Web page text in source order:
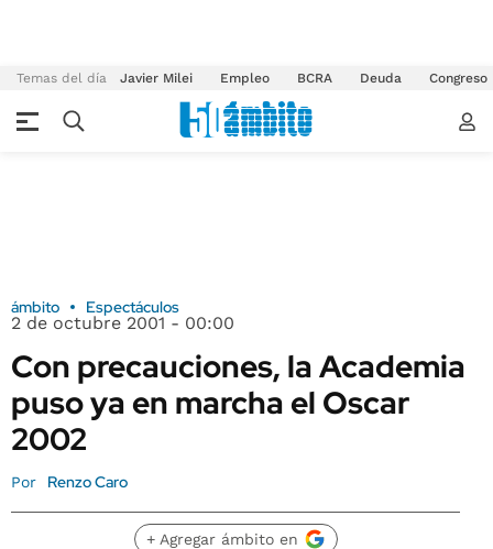
Temas del día Javier Milei Empleo BCRA Deuda Congreso
ámbito Espectáculos
2 de octubre 2001 - 00:00
Con precauciones, la Academia
puso ya en marcha el Oscar
2002
Por Renzo Caro
+ Agregar ámbito en